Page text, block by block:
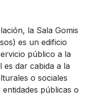
la Sala Gomis
es un edificio
público a la
es dar cabida a la
o sociales
públicas o